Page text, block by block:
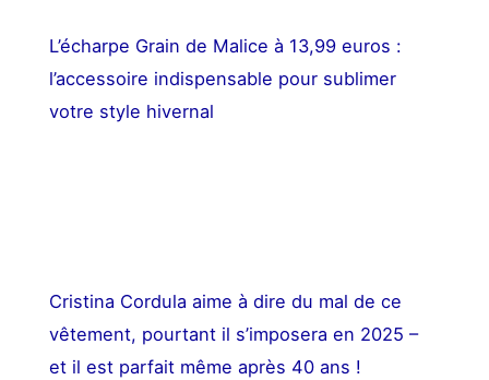
L’écharpe Grain de Malice à 13,99 euros :
l’accessoire indispensable pour sublimer
votre style hivernal
Cristina Cordula aime à dire du mal de ce
vêtement, pourtant il s’imposera en 2025 –
et il est parfait même après 40 ans !